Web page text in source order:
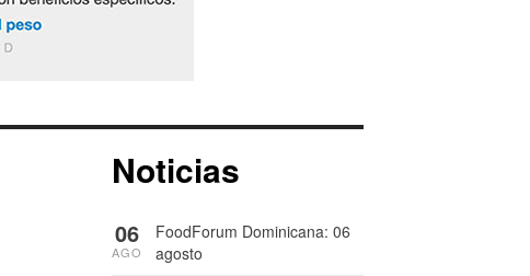
Noticias
FoodForum Dominicana: 06
agosto
06
AGO